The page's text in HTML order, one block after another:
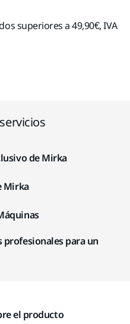
superiores a 49,90€, IVA
de Mirka
Mirka
profesionales para un
el producto